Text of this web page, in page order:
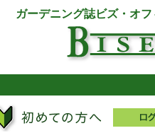
ガーデニング誌ビズ・オフ